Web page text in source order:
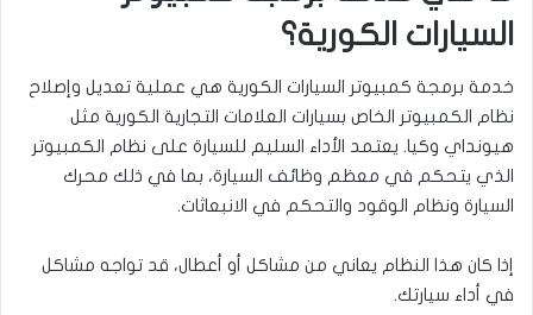
السيارات الكورية؟
خدمة برمجة كمبيوتر السيارات الكورية هي عملية تعديل وإصلاح
نظام الكمبيوتر الخاص بسيارات العلامات التجارية الكورية مثل
هيونداي وكيا. يعتمد الأداء السليم للسيارة على نظام الكمبيوتر
الذي يتحكم في معظم وظائف السيارة، بما في ذلك محرك
السيارة ونظام الوقود والتحكم في الانبعاثات.
إذا كان هذا النظام يعاني من مشاكل أو أعطال، قد تواجه مشاكل
في أداء سيارتك.